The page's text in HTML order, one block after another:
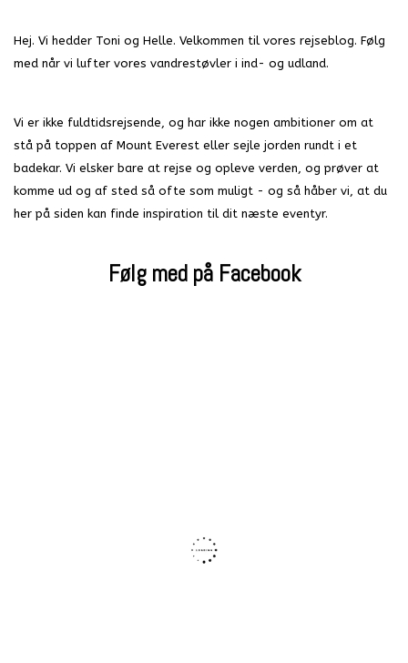
Hej. Vi hedder Toni og Helle. Velkommen til vores rejseblog. Følg
med når vi lufter vores vandrestøvler i ind- og udland.
Vi er ikke fuldtidsrejsende, og har ikke nogen ambitioner om at
stå på toppen af Mount Everest eller sejle jorden rundt i et
badekar. Vi elsker bare at rejse og opleve verden, og prøver at
komme ud og af sted så ofte som muligt - og så håber vi, at du
her på siden kan finde inspiration til dit næste eventyr.
Følg med på Facebook